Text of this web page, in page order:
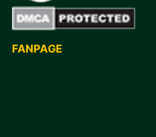
FANPAGE